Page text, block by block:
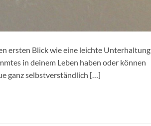
ersten Blick wie eine leichte Unterhaltung
in deinem Leben haben oder können
ganz selbstverständlich […]